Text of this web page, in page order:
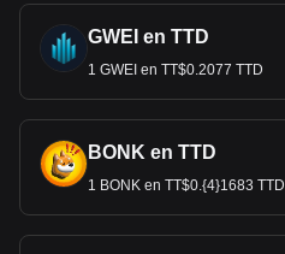
GWEI en TTD
1 GWEI en TT$0.2077 TTD
BONK en TTD
1 BONK en TT$0.{4}1683 TTD